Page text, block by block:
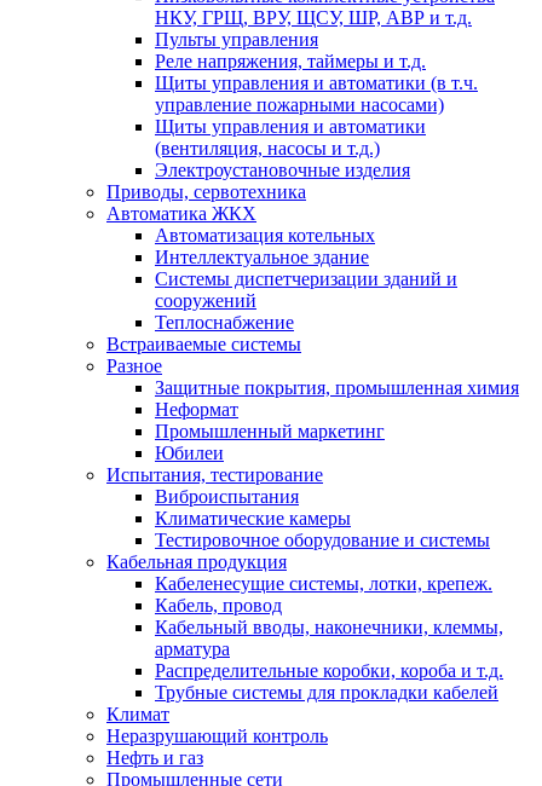
НКУ, ГРЩ, ВРУ, ЩСУ, ШР, АВР и т.д.
Пульты управления
Реле напряжения, таймеры и т.д.
Щиты управления и автоматики (в т.ч.
управление пожарными насосами)
Щиты управления и автоматики
(вентиляция, насосы и т.д.)
Электроустановочные изделия
Приводы, сервотехника
Автоматика ЖКХ
Автоматизация котельных
Интеллектуальное здание
Системы диспетчеризации зданий и
сооружений
Теплоснабжение
Встраиваемые системы
Разное
Защитные покрытия, промышленная химия
Неформат
Промышленный маркетинг
Юбилеи
Испытания, тестирование
Виброиспытания
Климатические камеры
Тестировочное оборудование и системы
Кабельная продукция
Кабеленесущие системы, лотки, крепеж.
Кабель, провод
Кабельный вводы, наконечники, клеммы,
арматура
Распределительные коробки, короба и т.д.
Трубные системы для прокладки кабелей
Климат
Неразрушающий контроль
Нефть и газ
Промышленные сети